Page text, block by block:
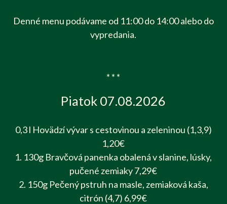
Denné menu podávame od 11:00 do 14:00 alebo do
vypredania.
* * *
Piatok 07.08.2026
0,3 l Hovädzí vývar s cestovinou a zeleninou (1,3,9)
1,20€
1. 130g Bravčová panenka obalená v slanine, lúsky,
pučené zemiaky 7,29€
2. 150g Pečený pstruh na masle, zemiaková kaša,
citrón (4,7) 6,99€